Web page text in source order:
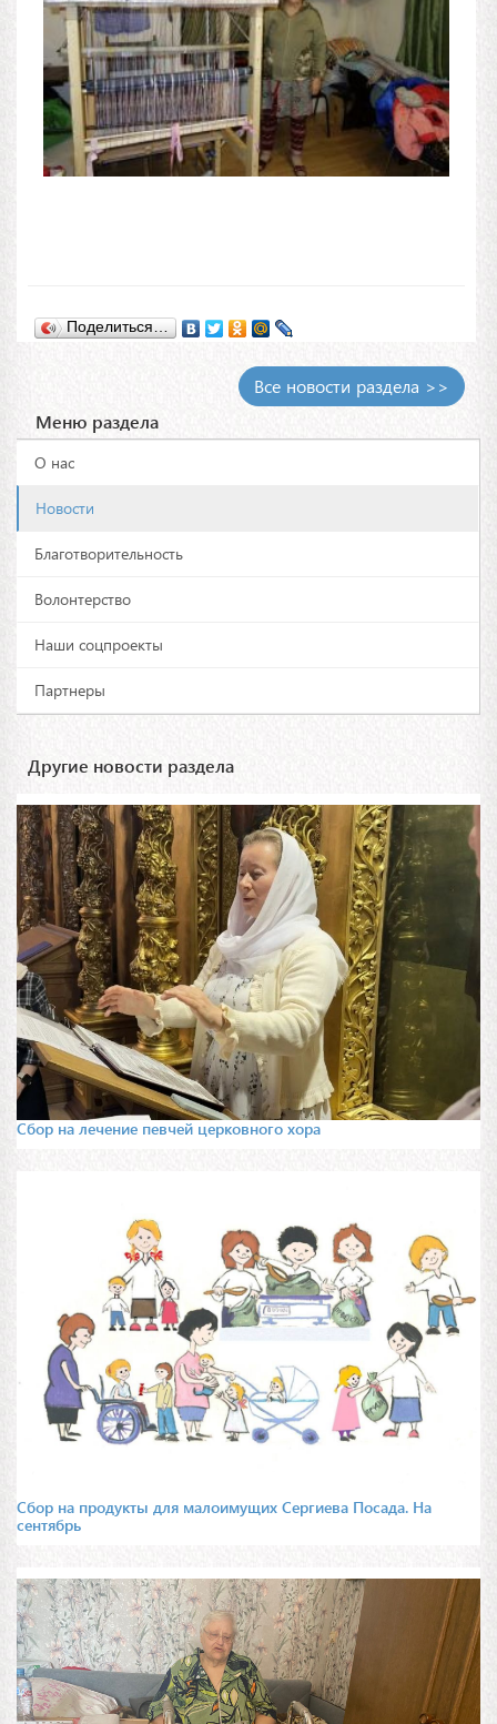
Поделиться…
Все новости раздела >>
Меню раздела
О нас
Новости
Благотворительность
Волонтерство
Наши соцпроекты
Партнеры
Другие новости раздела
Сбор на лечение певчей церковного хора
Сбор на продукты для малоимущих Сергиева Посада. На
сентябрь